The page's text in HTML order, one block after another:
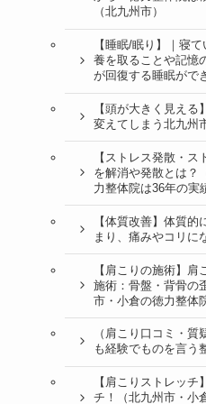
（北九州市）
【睡眠/眠り】｜寝
養を取ることや記憶
が回復する睡眠がで
【頭が大きく見える
変えてしまう北九州
【ストレス発散・ス
を解消や発散とは？
力整体院は36年の実
【体質改善】体質的
まり、痛みやコリに
【肩こりの施術】肩
施術：骨盤・背骨の
市・小倉の徳力整体
（肩こり口コミ・質
も経験でものを言う
【肩こりストレッチ
チ！（北九州市・小